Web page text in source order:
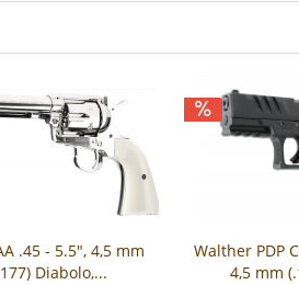
.45 - 5.5", 4,5 mm
Diabolo,...
Walther PDP
4,5 mm